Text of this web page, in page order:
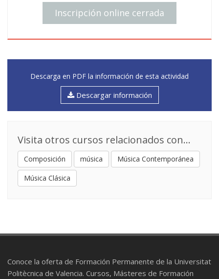
Inscripción online cerrada
Descarga en PDF la información de esta actividad
Descargar información
Visita otros cursos relacionados con...
Composición música Música Contemporánea
Música Clásica
Conoce la oferta de Formación Permanente de la Universitat
Politècnica de Valencia. Cursos, Másteres de Formación